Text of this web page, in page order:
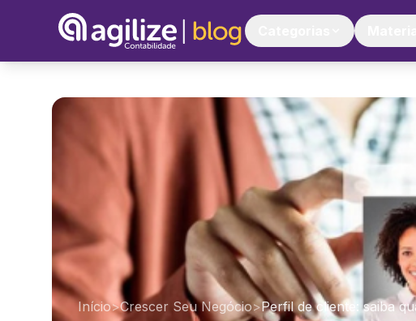
Início>Crescer Seu Negócio>Perfil de cliente: saiba